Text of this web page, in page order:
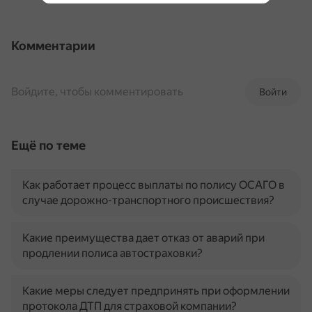
Комментарии
Войти
Войдите, чтобы комментировать
Ещё по теме
Как работает процесс выплаты по полису ОСАГО в
случае дорожно-транспортного происшествия?
Какие преимущества дает отказ от аварий при
продлении полиса автостраховки?
Какие меры следует предпринять при оформлении
протокола ДТП для страховой компании?